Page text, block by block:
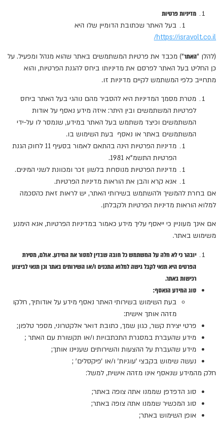
מדיניות פרטיות
בעל האתר שכתובת הדומיין שלו היא
https://isravolt.co.il/
(להלן "האתר") מכבד את פרטיות המשתמשים באתר שהוא מנהל ומפעיל. על
כן החליט בעל האתר לפרסם את מדיניותו ביחס להגנת הפרטיות, והוא
מתחייב כלפי המשתמש לקיים מדיניות זו.
מטרת מסמך המדיניות היא להסביר מהם נוהגי בעל האתר ביחס
לפרטיות המשתמשים ובין היתר: איזה מידע נאסף על אודות
המשתמשים וכיצד משתמש בעל האתר במידע, שנמסר לו על-ידי
המשתמשים באתר או נאסף בעת השימוש בו.
מדיניות הפרטיות הינה בהתאם לאמור בסעיף 11 לחוק הגנת
הפרטיות התשמ"א 1981.
מדיניות הפרטיות מנוסחת בלשון זכר ומכוונת לשני המינים.
אנא קרא והבן את הוראות מדיניות הפרטיות.
אם בחרת להמשיך ולהשתמש בשירותי האתר, יש לראות זאת כהסכמה
למלוא הוראות מדיניות הפרטיות ולקבלתן.
אם אינך מעוניין כי ייאסף עליך מידע כאמור במדיניות הפרטיות, אנא הימנע
משימוש באתר.
יובהר כי לא חלה על המשתמש כל חובה שבדין למסור את המידע. אולם, מסירת
הפרטים היא תנאי לקבל גישה למלוא התכנים ו/או השירותים באתר וכן תנאי לביצוע
רכישות באתר.
סוג המידע הנאסף:
בעת השימוש בשירותי האתר נאסף מידע על אודותיך, חלקו
מזהה אותך אישית:
פרטי יצירת קשר, כגון שמך, כתובת דואר אלקטרוני, מספר טלפון;
מידע שהעברת במסגרת התכתבויות ו/או תקשורת עם האתר ;
מידע שהעברת על ההצעות והשירותים שעניינו אותך;
נעשה שימוש בקבצי 'עוגיות' ו/או 'פיקסלים' ;
חלק מהמידע שנאסף אינו מזהה אישית, למשל:
סוג הדפדפן שממנו אתה צופה באתר;
סוג המכשיר שממנו אתה צופה באתר;
אופן השימוש באתר;